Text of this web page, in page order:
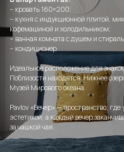
– кровать 160×200;
– кухня с индукционной плитой,
кофемашиной и холодильником;
– ванная комната с душем и
– кондиционер
Идеальное расположение для
Поблизости находятся: Нижнее
Музей Мирового океана.
Pavlov «Вечер» — пространство, где
эстетикой, а каждый вечер
за чашкой чая.